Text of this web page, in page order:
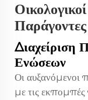
Παράγοντες
Διαχείριση
Ενώσεων
Οι αυξανόμενοι
με τις